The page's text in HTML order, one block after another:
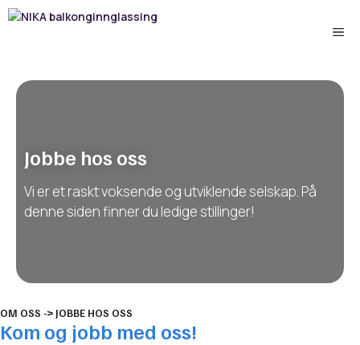
Hopp
Jobbe hos oss
Vi er et raskt voksende og utviklende selskap. På
denne siden finner du ledige stillinger!
OM OSS -> JOBBE HOS OSS
Kom og jobb med oss!